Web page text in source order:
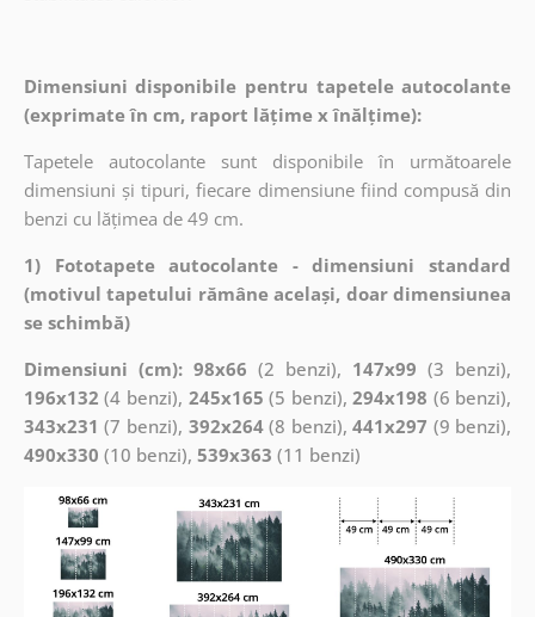
Dimensiuni disponibile pentru tapetele autocolante
(exprimate în cm, raport lățime x înălțime):
Tapetele autocolante sunt disponibile în următoarele
dimensiuni și tipuri, fiecare dimensiune fiind compusă din
benzi cu lățimea de 49 cm.
1) Fototapete autocolante - dimensiuni standard
(motivul tapetului rămâne același, doar dimensiunea
se schimbă)
Dimensiuni (cm): 98x66 (2 benzi), 147x99 (3 benzi),
196x132 (4 benzi), 245x165 (5 benzi),294x198 (6 benzi),
343x231 (7 benzi), 392x264(8 benzi),441x297 (9 benzi),
490x330 (10 benzi), 539x363 (11 benzi)